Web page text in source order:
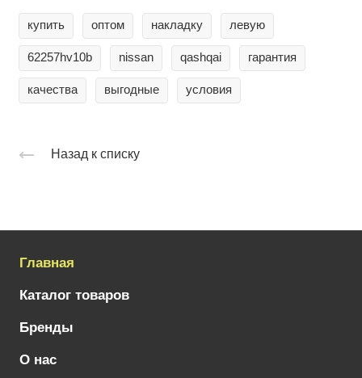
купить оптом накладку левую
62257hv10b nissan qashqai гарантия
качества выгодные условия
Назад к списку
Главная
Каталог товаров
Бренды
О нас